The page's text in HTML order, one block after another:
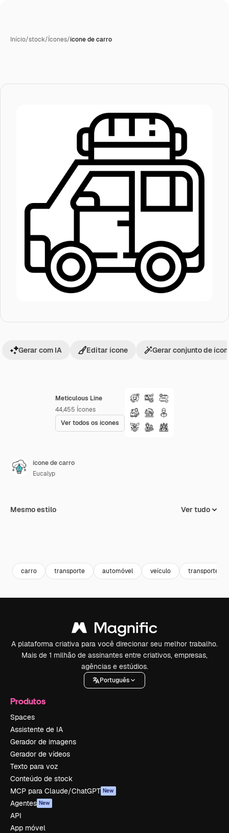
Início/stock/Ícones/ícone de carro
Meticulous Line
44,455 Ícones
Ver todos os ícones
Gerar com IA Editar ícone Gerar conjunto de
ícone de carro
Eucalyp
Mesmo estilo Ver tudo
carro transporte automóvel veículo transporte
A plataforma criativa para você direcionar seu melhor trabalho.
Mais de 1 milhão de assinantes entre criativos, empresas,
agências e estúdios.
Português
Produtos
Spaces
Assistente de IA
Gerador de imagens
Gerador de vídeos
Texto para voz
Conteúdo de stock
MCP para Claude/ChatGPT New
Agentes New
API
App móvel